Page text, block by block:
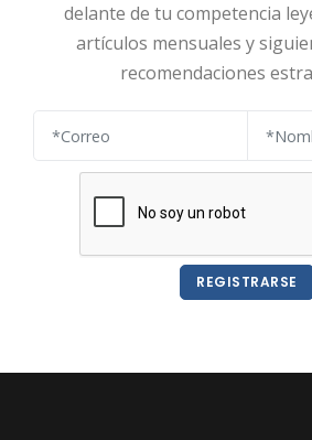
delante de tu competencia
artículos mensuales y
recomendaciones
REGISTRARSE